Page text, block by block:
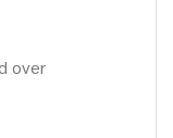
over